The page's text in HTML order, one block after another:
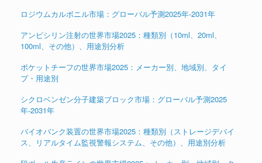
ロジウムカルボニル市場：グローバル予測2025年-2031年
アンピシリン注射の世界市場2025：種類別（10ml、20ml、
100ml、その他）、用途別分析
ポケットチーフの世界市場2025：メーカー別、地域別、タイ
プ・用途別
シクロベンゼン分子建築ブロック市場：グローバル予測2025
年-2031年
バイオバンク装置の世界市場2025：種類別（ストレージデバイ
ス、リアルタイム監視警報システム、その他）、用途別分析